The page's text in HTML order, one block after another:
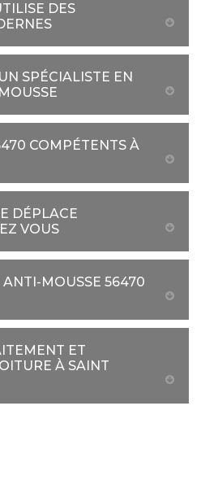
DES
SPÉCIALISTE EN
COMPÉTENTS À
DÉPLACE
VOUS
MOUSSE 56470
ET
À SAINT